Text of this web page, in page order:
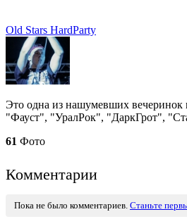
Old Stars HardParty
Это одна из нашумевших вечеринок
"Фауст", "УралРок", "ДаркГрот",
61 Фото
Комментарии
Пока не было комментариев. Станьте